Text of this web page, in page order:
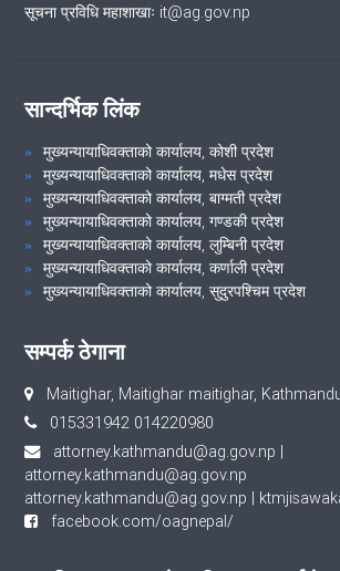
सूचना प्रविधि महाशाखाः it@ag.gov.np
सान्दर्भिक लिंक
मुख्यन्यायाधिवक्ताको कार्यालय, कोशी प्रदेश
मुख्यन्यायाधिवक्ताको कार्यालय, मधेस प्रदेश
मुख्यन्यायाधिवक्ताको कार्यालय, बाग्मती प्रदेश
मुख्यन्यायाधिवक्ताको कार्यालय, गण्डकी प्रदेश
मुख्यन्यायाधिवक्ताको कार्यालय, लुम्बिनी प्रदेश
मुख्यन्यायाधिवक्ताको कार्यालय, कर्णाली प्रदेश
मुख्यन्यायाधिवक्ताको कार्यालय, सुदुरपश्चिम प्रदेश
सम्पर्क ठेगाना
Maitighar, Maitighar maitighar,
015331942 014220980
attorney.kathmandu@ag.gov.np |
attorney.kathmandu@ag.gov.np
attorney.kathmandu@ag.gov.np |
facebook.com/oagnepal/